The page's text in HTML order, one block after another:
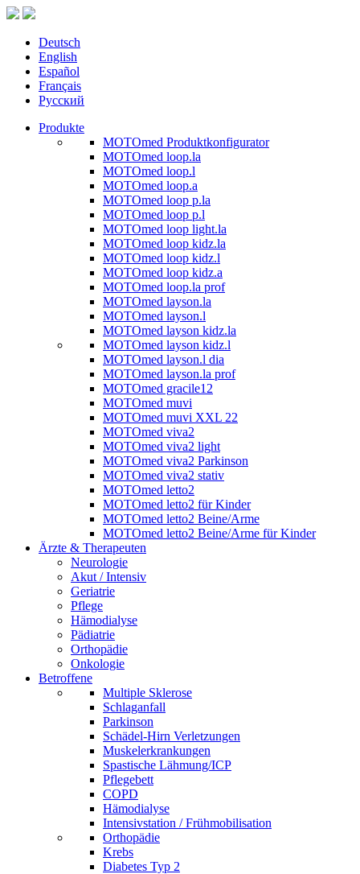
Deutsch
English
Español
Français
Русский
Produkte
MOTOmed Produktkonfigurator
MOTOmed loop.la
MOTOmed loop.l
MOTOmed loop.a
MOTOmed loop p.la
MOTOmed loop p.l
MOTOmed loop light.la
MOTOmed loop kidz.la
MOTOmed loop kidz.l
MOTOmed loop kidz.a
MOTOmed loop.la prof
MOTOmed layson.la
MOTOmed layson.l
MOTOmed layson kidz.la
MOTOmed layson kidz.l
MOTOmed layson.l dia
MOTOmed layson.la prof
MOTOmed gracile12
MOTOmed muvi
MOTOmed muvi XXL 22
MOTOmed viva2
MOTOmed viva2 light
MOTOmed viva2 Parkinson
MOTOmed viva2 stativ
MOTOmed letto2
MOTOmed letto2 für Kinder
MOTOmed letto2 Beine/Arme
MOTOmed letto2 Beine/Arme für Kinder
Ärzte & Therapeuten
Neurologie
Akut / Intensiv
Geriatrie
Pflege
Hämodialyse
Pädiatrie
Orthopädie
Onkologie
Betroffene
Multiple Sklerose
Schlaganfall
Parkinson
Schädel-Hirn Verletzungen
Muskelerkrankungen
Spastische Lähmung/ICP
Pflegebett
COPD
Hämodialyse
Intensivstation / Frühmobilisation
Orthopädie
Krebs
Diabetes Typ 2